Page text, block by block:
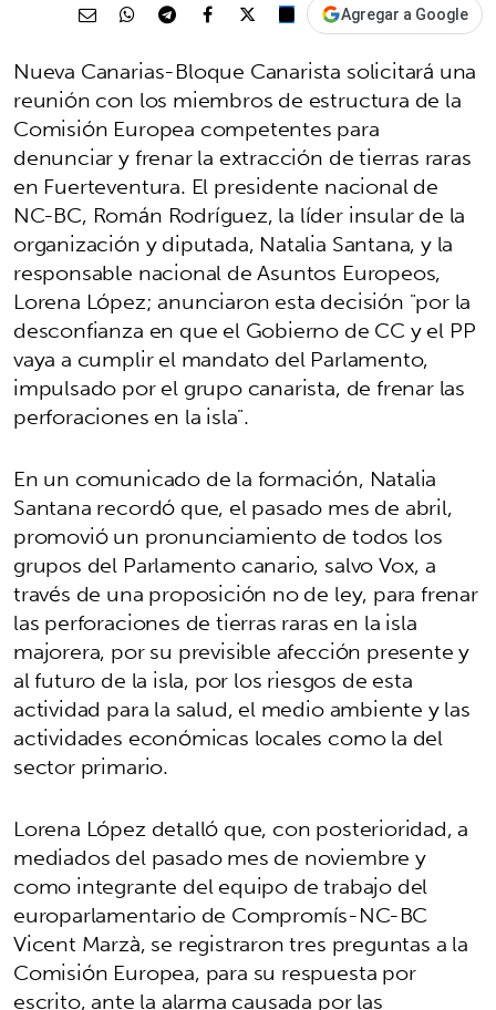
Agregar a Google
Nueva Canarias-Bloque Canarista solicitará una
reunión con los miembros de estructura de la
Comisión Europea competentes para
denunciar y frenar la extracción de tierras raras
en Fuerteventura. El presidente nacional de
NC-BC, Román Rodríguez, la líder insular de la
organización y diputada, Natalia Santana, y la
responsable nacional de Asuntos Europeos,
Lorena López; anunciaron esta decisión "por la
desconfianza en que el Gobierno de CC y el PP
vaya a cumplir el mandato del Parlamento,
impulsado por el grupo canarista, de frenar las
perforaciones en la isla".
En un comunicado de la formación, Natalia
Santana recordó que, el pasado mes de abril,
promovió un pronunciamiento de todos los
grupos del Parlamento canario, salvo Vox, a
través de una proposición no de ley, para frenar
las perforaciones de tierras raras en la isla
majorera, por su previsible afección presente y
al futuro de la isla, por los riesgos de esta
actividad para la salud, el medio ambiente y las
actividades económicas locales como la del
sector primario.
Lorena López detalló que, con posterioridad, a
mediados del pasado mes de noviembre y
como integrante del equipo de trabajo del
europarlamentario de Compromís-NC-BC
Vicent Marzà, se registraron tres preguntas a la
Comisión Europea, para su respuesta por
escrito, ante la alarma causada por las